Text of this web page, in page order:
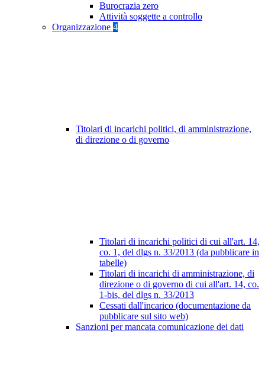
Burocrazia zero
Attività soggette a controllo
Organizzazione 4
Titolari di incarichi politici, di amministrazione,
di direzione o di governo
Titolari di incarichi politici di cui all'art. 14,
co. 1, del dlgs n. 33/2013 (da pubblicare in
tabelle)
Titolari di incarichi di amministrazione, di
direzione o di governo di cui all'art. 14, co.
1-bis, del dlgs n. 33/2013
Cessati dall'incarico (documentazione da
pubblicare sul sito web)
Sanzioni per mancata comunicazione dei dati